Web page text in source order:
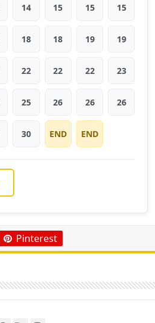
14 15 15 15
18 18 19 19
22 22 22 23
25 26 26 26
30 END END
Pinterest